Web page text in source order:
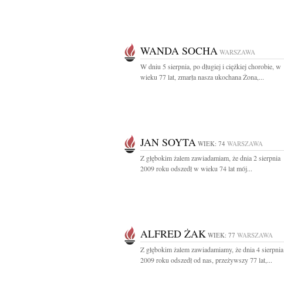
WANDA SOCHA WARSZAWA
W dniu 5 sierpnia, po długiej i ciężkiej chorobie, w
wieku 77 lat, zmarła nasza ukochana Żona,...
JAN SOYTA WIEK: 74 WARSZAWA
Z głębokim żalem zawiadamiam, że dnia 2 sierpnia
2009 roku odszedł w wieku 74 lat mój...
ALFRED ŻAK WIEK: 77 WARSZAWA
Z głębokim żalem zawiadamiamy, że dnia 4 sierpnia
2009 roku odszedł od nas, przeżywszy 77 lat,...